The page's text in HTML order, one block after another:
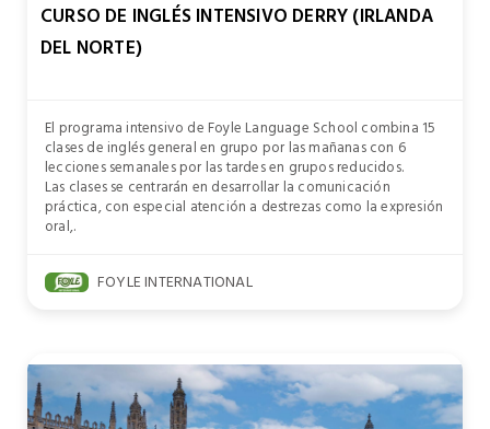
CURSO DE INGLÉS INTENSIVO DERRY (IRLANDA
DEL NORTE)
El programa intensivo de Foyle Language School combina 15
clases de inglés general en grupo por las mañanas con 6
lecciones semanales por las tardes en grupos reducidos.
Las clases se centrarán en desarrollar la comunicación
práctica, con especial atención a destrezas como la expresión
oral,.
FOYLE INTERNATIONAL